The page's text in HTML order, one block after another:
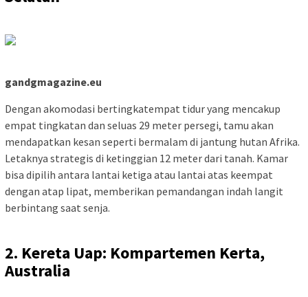
gandgmagazine.eu
Dengan akomodasi bertingkatempat tidur yang mencakup
empat tingkatan dan seluas 29 meter persegi, tamu akan
mendapatkan kesan seperti bermalam di jantung hutan Afrika.
Letaknya strategis di ketinggian 12 meter dari tanah. Kamar
bisa dipilih antara lantai ketiga atau lantai atas keempat
dengan atap lipat, memberikan pemandangan indah langit
berbintang saat senja.
2. Kereta Uap: Kompartemen Kerta,
Australia